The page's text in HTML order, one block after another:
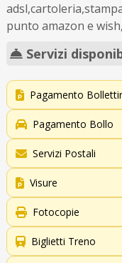
punto amazon e
Servizi
Pagamento
Pagamento Bollo
Servizi Postali
Visure
Fotocopie
Biglietti Treno